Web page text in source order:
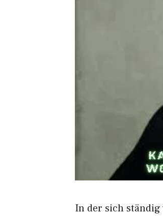
I‍n der‌ sich ständig